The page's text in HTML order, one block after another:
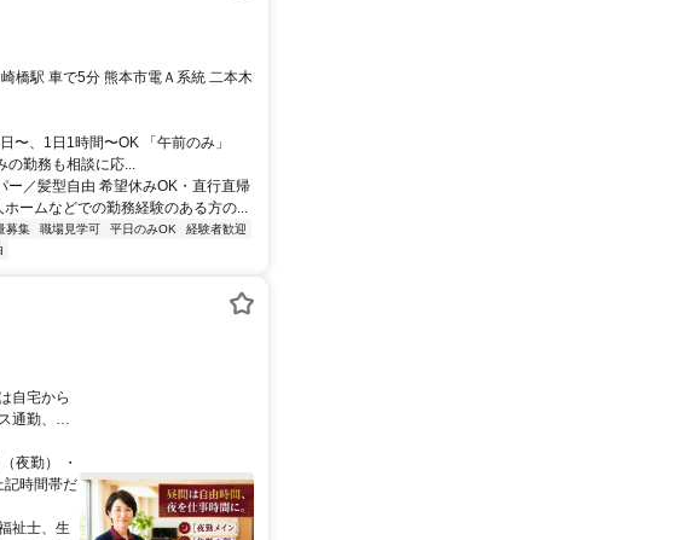
橋駅 車で5分 熊本市電Ａ系統 二本木
〜、1日1時間〜OK 「午前のみ」
の勤務も相談に応...
／髪型自由 希望休みOK・直行直帰
ームなどでの勤務経験のある方の...
募集 職場見学可 平日のみOK
経験者歓迎
通勤、通
わるこ
夜勤） ・
時間帯だ
祉士、生